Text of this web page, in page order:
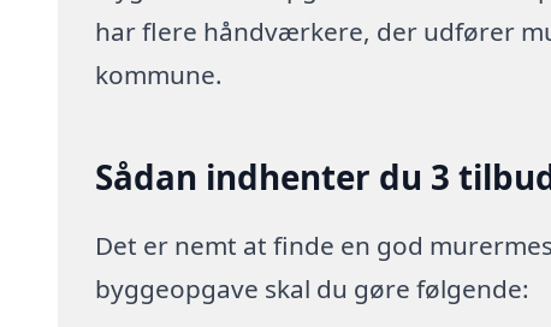
har flere håndværkere, der udfører
kommune.
Sådan indhenter du 3
Det er nemt at finde en god
byggeopgave skal du gøre følgende: